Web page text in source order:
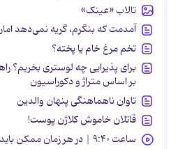
تالاب «عینک»
آمدمت که بنگرم، گریه نمی‌دهد
تخم مرغ خام یا پخته؟
برای پذیرایی چه لوستری بخریم؟
بر اساس متراژ و دکوراسیون
تاوان ناهماهنگی پنهان والدین
قاتلان خاموش کلاژن پوست!
ساعت ۹:۴۰ | در هر زمان ممکن باید انتقامشان را پس بدهند